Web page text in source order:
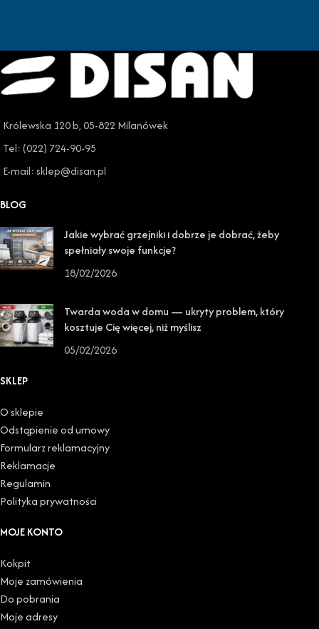
Królewska 120 b, 05-822 Milanówek
Tel: (022) 724-90-95
E-mail: sklep@disan.pl
BLOG
Jakie wybrać grzejniki i dobrze je dobrać, żeby
spełniały swoje funkcje?
18/02/2026
Twarda woda w domu — ukryty problem, który
kosztuje Cię więcej, niż myślisz
05/02/2026
SKLEP
O sklepie
Odstąpienie od umowy
Formularz reklamacyjny
Reklamacje
Regulamin
Polityka prywatności
MOJE KONTO
Kokpit
Moje zamówienia
Do pobrania
Moje adresy